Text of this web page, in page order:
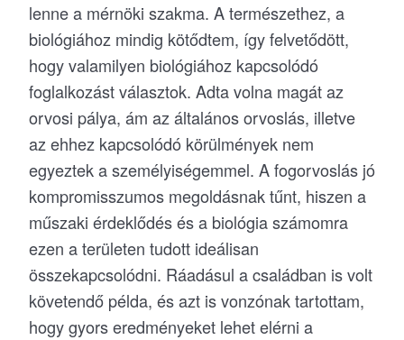
lenne a mérnöki szakma. A természethez, a
biológiához mindig kötődtem, így felvetődött,
hogy valamilyen biológiához kapcsolódó
foglalkozást választok. Adta volna magát az
orvosi pálya, ám az általános orvoslás, illetve
az ehhez kapcsolódó körülmények nem
egyeztek a személyiségemmel. A fogorvoslás jó
kompromisszumos megoldásnak tűnt, hiszen a
műszaki érdeklődés és a biológia számomra
ezen a területen tudott ideálisan
összekapcsolódni. Ráadásul a családban is volt
követendő példa, és azt is vonzónak tartottam,
hogy gyors eredményeket lehet elérni a